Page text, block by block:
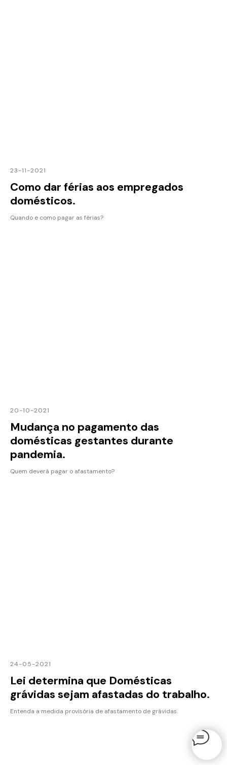
23-11-2021
Como dar férias aos empregados
domésticos.
Quando e como pagar as férias?
20-10-2021
Mudança no pagamento das
domésticas gestantes durante
pandemia.
Quem deverá pagar o afastamento?
24-05-2021
Lei determina que Domésticas
grávidas sejam afastadas do trabalho.
Entenda a medida provisória de afastamento de grávidas.